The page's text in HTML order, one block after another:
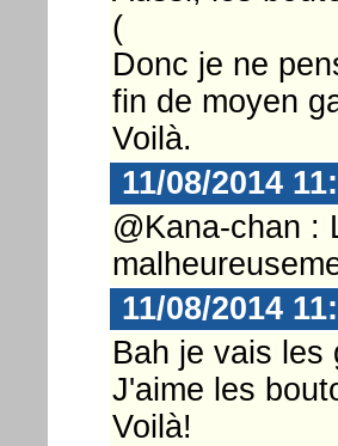
(
Donc je ne
fin de moyen
Voilà.
11/08/2014
@Kana-chan :
11/08/2014
Bah je vais les
J'aime les
Voilà!